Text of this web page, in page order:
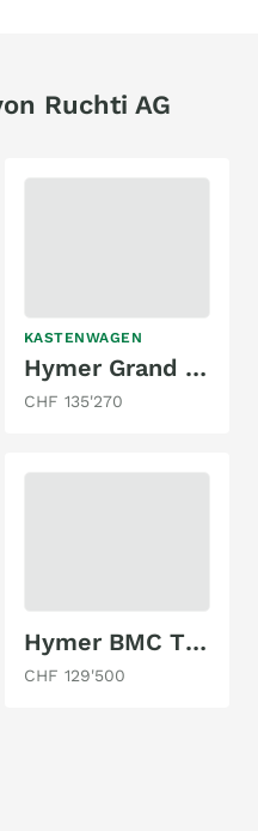
Ruchti AG
KASTENWAGEN
Hymer Grand Canyon S 600
CHF 135'270
Hymer BMC T 600
CHF 129'500